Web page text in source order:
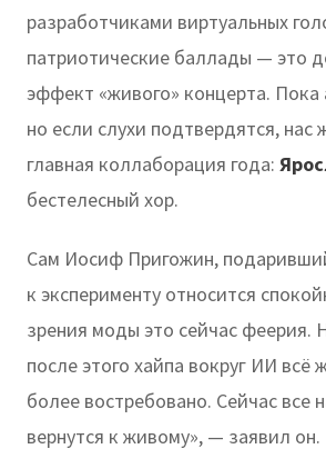
разработчиками виртуальных
патриотические баллады — это
эффект «живого» концерта. Пока
но если слухи подтвердятся,
главная коллаборация года:
бестелесный хор.
Сам Иосиф Пригожин,
к эксперименту относится
зрения моды это сейчас феерия.
после этого хайпа вокруг ИИ
более востребовано. Сейчас все
вернутся к живому», — заявил